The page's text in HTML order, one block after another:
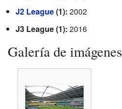
J2 League(1): 2002
J3 League (1): 2016
Galería de imágenes